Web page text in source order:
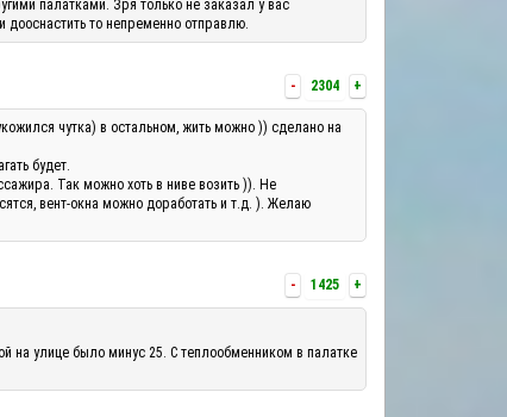
палатками. Зря только не заказал у вас
то непременно отправлю.
- 2304 +
чутка) в остальном, жить можно )) сделано на
будет.
Так можно хоть в ниве возить )). Не
вент-окна можно доработать и т.д. ). Желаю
- 1425 +
на улице было минус 25. С теплообменником в палатке